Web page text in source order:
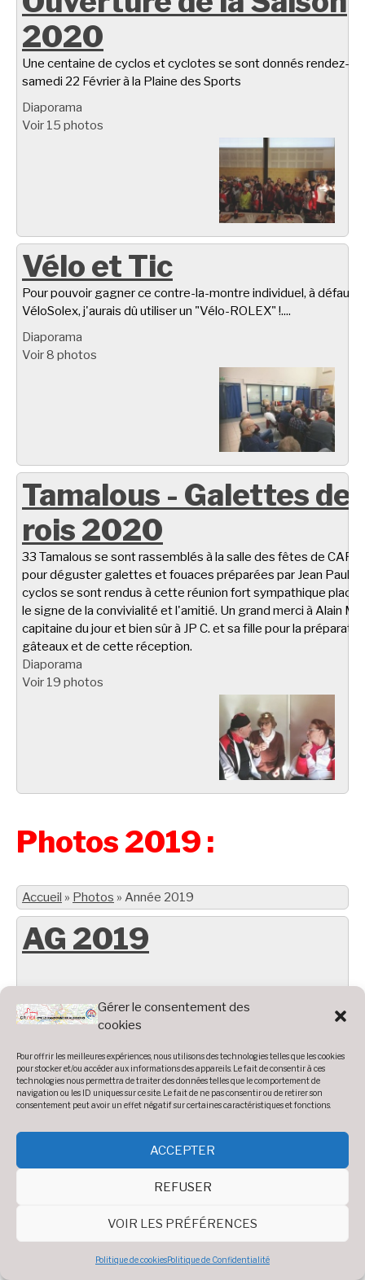
Gérer le consentement des
cookies
Pour offrir les meilleures expériences, nous utilisons des technologies telles que les cookies
pour stocker et/ou accéder aux informations des appareils. Le fait de consentir à ces
technologies nous permettra de traiter des données telles que le comportement de
navigation ou les ID uniques sur ce site. Le fait de ne pas consentir ou de retirer son
consentement peut avoir un effet négatif sur certaines caractéristiques et fonctions.
ACCEPTER
REFUSER
VOIR LES PRÉFÉRENCES
Politique de cookiesPolitique de Confidentialité
2020
Une centaine de cyclos et cyclotes se sont donnés rendez-
samedi 22 Février à la Plaine des Sports
Diaporama
Voir 15 photos
Vélo et Tic
Pour pouvoir gagner ce contre-la-montre individuel, à défaut
VéloSolex, j'aurais dû utiliser un "Vélo-ROLEX" !....
Diaporama
Voir 8 photos
Tamalous - Galettes
rois 2020
33 Tamalous se sont rassemblés à la salle des fêtes de
pour déguster galettes et fouaces préparées par Jean Paul C.
cyclos se sont rendus à cette réunion fort sympathique
le signe de la convivialité et l'amitié. Un grand merci à Alain M.
capitaine du jour et bien sûr à JP C. et sa fille pour la
gâteaux et de cette réception.
Diaporama
Voir 19 photos
Photos 2019 :
Accueil » Photos » Année 2019
AG 2019
Diaporama
Voir 33 photos
Sortie Châtaignes
Diaporama
Voir 12 photos